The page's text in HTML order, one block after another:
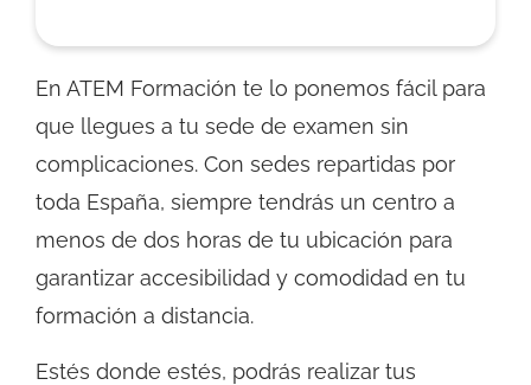
En ATEM Formación te lo ponemos fácil para
que llegues a tu sede de examen sin
complicaciones. Con sedes repartidas por
toda España, siempre tendrás un centro a
menos de dos horas de tu ubicación para
garantizar accesibilidad y comodidad en tu
formación a distancia.
Estés donde estés, podrás realizar tus